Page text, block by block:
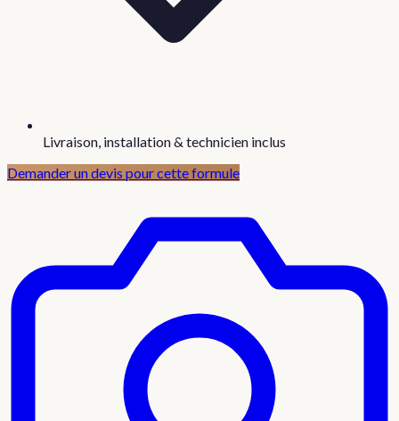
Livraison, installation & technicien inclus
Demander un devis pour cette formule